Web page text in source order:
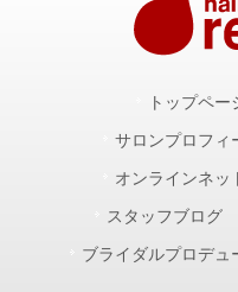
トップペー
サロンプロフィ
オンラインネッ
スタッフブログ
ブライダルプロデュ